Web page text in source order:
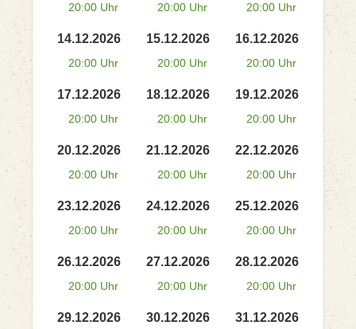
20:00 Uhr 20:00 Uhr 20:00 Uhr
14.12.2026
20:00 Uhr
15.12.2026
20:00 Uhr
16.12.2026
20:00 Uhr
17.12.2026
20:00 Uhr
18.12.2026
20:00 Uhr
19.12.2026
20:00 Uhr
20.12.2026
20:00 Uhr
21.12.2026
20:00 Uhr
22.12.2026
20:00 Uhr
23.12.2026
20:00 Uhr
24.12.2026
20:00 Uhr
25.12.2026
20:00 Uhr
26.12.2026
20:00 Uhr
27.12.2026
20:00 Uhr
28.12.2026
20:00 Uhr
29.12.2026 30.12.2026 31.12.2026